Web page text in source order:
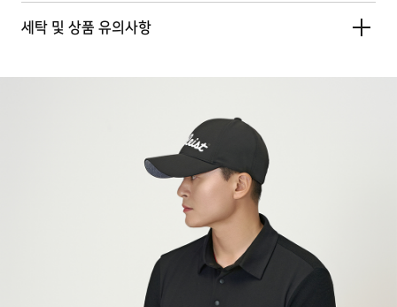
세탁 및 상품 유의사항